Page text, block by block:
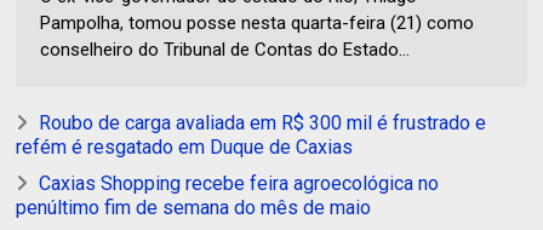
Pampolha, tomou posse nesta quarta-feira (21) como
conselheiro do Tribunal de Contas do Estado...
Roubo de carga avaliada em R$ 300 mil é frustrado e
refém é resgatado em Duque de Caxias
Caxias Shopping recebe feira agroecológica no
penúltimo fim de semana do mês de maio